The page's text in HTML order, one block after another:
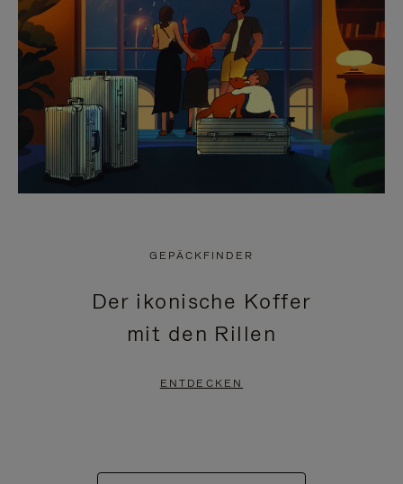
GEPÄCKFINDER
Der ikonische Koffer
mit den Rillen
ENTDECKEN